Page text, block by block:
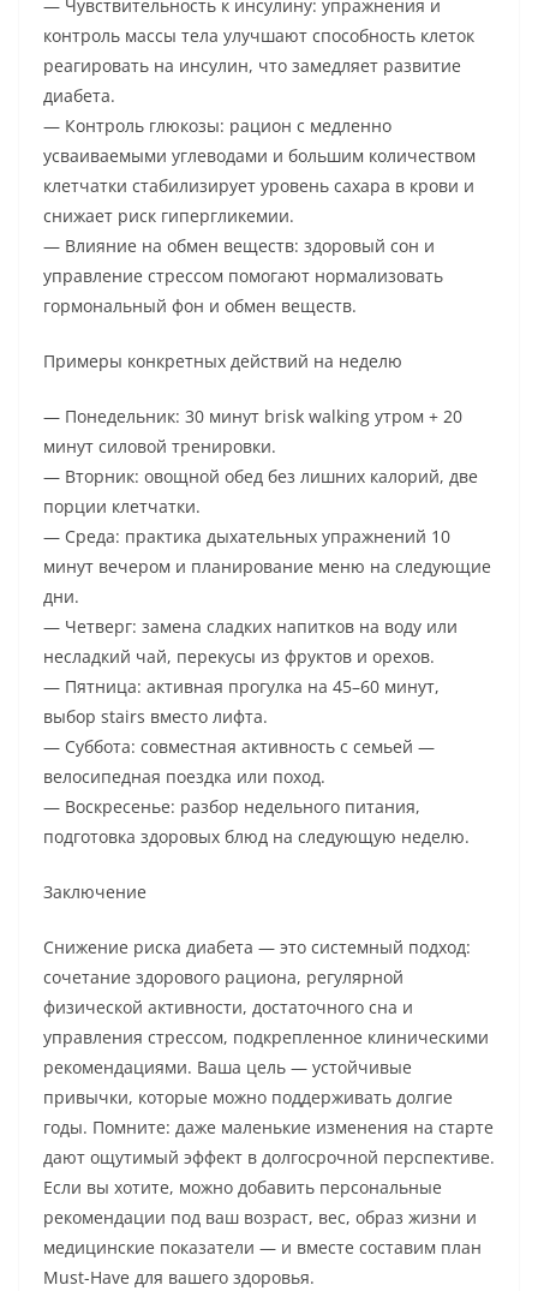
— Чувствительность к инсулину: упражнения и
контроль массы тела улучшают способность клеток
реагировать на инсулин, что замедляет развитие
диабета.
— Контроль глюкозы: рацион с медленно
усваиваемыми углеводами и большим количеством
клетчатки стабилизирует уровень сахара в крови и
снижает риск гипергликемии.
— Влияние на обмен веществ: здоровый сон и
управление стрессом помогают нормализовать
гормональный фон и обмен веществ.
Примеры конкретных действий на неделю
— Понедельник: 30 минут brisk walking утром + 20
минут силовой тренировки.
— Вторник: овощной обед без лишних калорий, две
порции клетчатки.
— Среда: практика дыхательных упражнений 10
минут вечером и планирование меню на следующие
дни.
— Четверг: замена сладких напитков на воду или
несладкий чай, перекусы из фруктов и орехов.
— Пятница: активная прогулка на 45–60 минут,
выбор stairs вместо лифта.
— Суббота: совместная активность с семьей —
велосипедная поездка или поход.
— Воскресенье: разбор недельного питания,
подготовка здоровых блюд на следующую неделю.
Заключение
Снижение риска диабета — это системный подход:
сочетание здорового рациона, регулярной
физической активности, достаточного сна и
управления стрессом, подкрепленное клиническими
рекомендациями. Ваша цель — устойчивые
привычки, которые можно поддерживать долгие
годы. Помните: даже маленькие изменения на старте
дают ощутимый эффект в долгосрочной перспективе.
Если вы хотите, можно добавить персональные
рекомендации под ваш возраст, вес, образ жизни и
медицинские показатели — и вместе составим план
Must-Have для вашего здоровья.